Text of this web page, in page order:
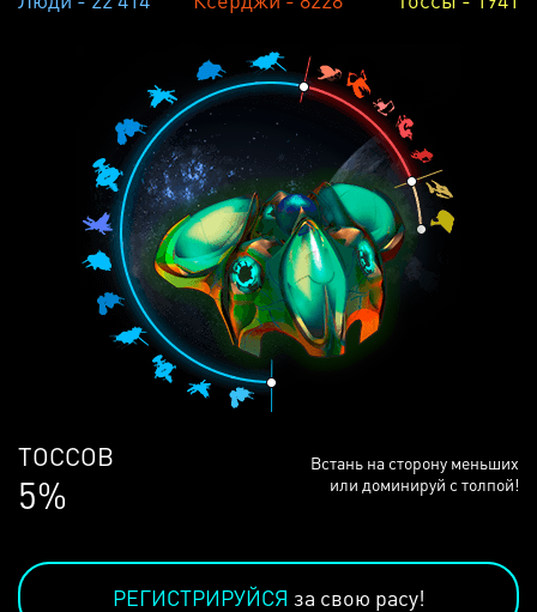
ЛЮДЕЙ
68%
Встань на сторону меньших
или доминируй с толпой!
РЕГИСТРИРУЙСЯ за свою расу!